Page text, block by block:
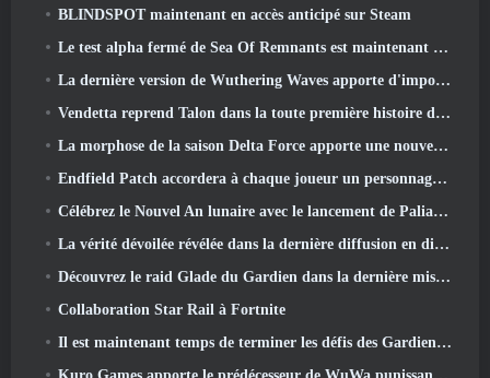
BLINDSPOT maintenant en accès anticipé sur Steam
Le test alpha fermé de Sea Of Remnants est maintenant en ligne
La dernière version de Wuthering Waves apporte d'importantes baisses de savoir et des changements de qualité de vie
Vendetta reprend Talon dans la toute première histoire d'un an dans Overwatch (Pas de "2", Blizzard abandonne ça)
La morphose de la saison Delta Force apporte une nouvelle carte, Modes, Et améliorations demandées par les joueurs
Endfield Patch accordera à chaque joueur un personnage six étoiles gratuit de son choix
Célébrez le Nouvel An lunaire avec le lancement de Palia's Winter Wonder: Mise à jour du Nouvel An de Riffrocin
La vérité dévoilée révélée dans la dernière diffusion en direct
Découvrez le raid Glade du Gardien dans la dernière mise à jour de Guild Wars 2, à partir d'aujourd'hui
Collaboration Star Rail à Fortnite
Il est maintenant temps de terminer les défis des Gardiens de la Flamme sur Path of Exile pendant Legacy Of Phrecia